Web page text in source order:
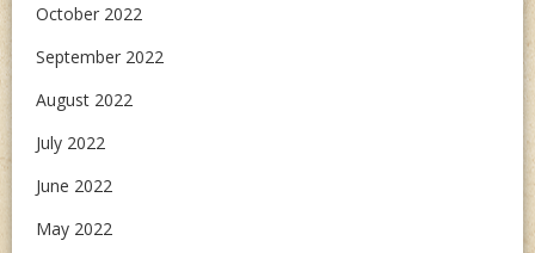
October 2022
September 2022
August 2022
July 2022
June 2022
May 2022